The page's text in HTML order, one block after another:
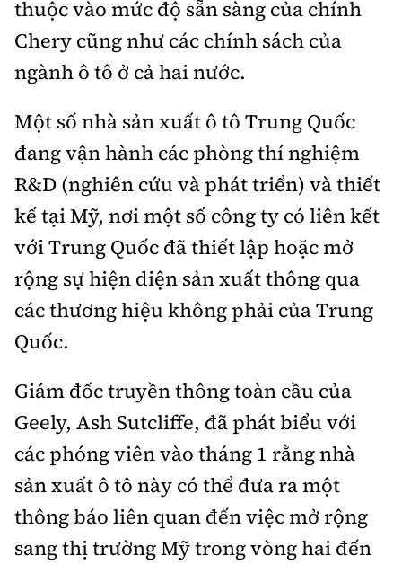
thuộc vào mức độ sẵn sàng của chính
Chery cũng như các chính sách của
ngành ô tô ở cả hai nước.
Một số nhà sản xuất ô tô Trung Quốc
đang vận hành các phòng thí nghiệm
R&D (nghiên cứu và phát triển) và thiết
kế tại Mỹ, nơi một số công ty có liên kết
với Trung Quốc đã thiết lập hoặc mở
rộng sự hiện diện sản xuất thông qua
các thương hiệu không phải của Trung
Quốc.
Giám đốc truyền thông toàn cầu của
Geely, Ash Sutcliffe, đã phát biểu với
các phóng viên vào tháng 1 rằng nhà
sản xuất ô tô này có thể đưa ra một
thông báo liên quan đến việc mở rộng
sang thị trường Mỹ trong vòng hai đến